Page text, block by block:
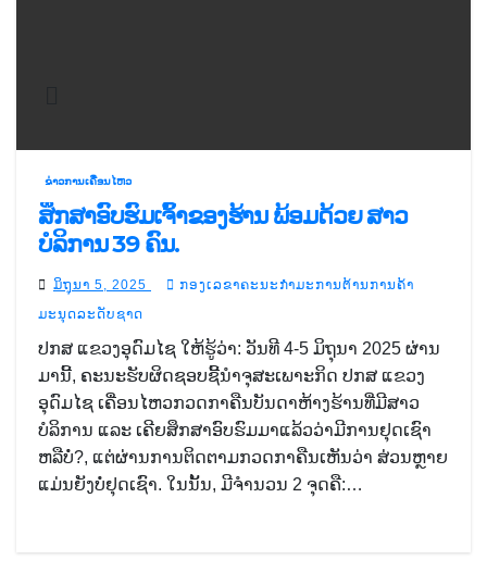
ຂ່າວການເຄື່ອນໄຫວ
ສຶກສາອົບຮົມເຈົ້າຂອງຮ້ານ ພ້ອມດ້ວຍ ສາວ
ບໍລິການ 39 ຄົນ.
ມິຖຸນາ 5, 2025
ກອງເລຂາຄະນະກຳມະການຕ້ານການຄ້າ
ມະນຸດລະດັບຊາດ
ປກສ ແຂວງອຸດົມໄຊ ໃຫ້ຮູ້ວ່າ: ວັນທີ 4-5 ມິຖຸນາ 2025 ຜ່ານ
ມານີ້, ຄະນະຮັບຜິດຊອບຊີ້ນຳຈຸສະເພາະກິດ ປກສ ແຂວງ
ອຸດົມໄຊ ເຄື່ອນໄຫວກວດກາຄືນບັນດາຫ້າງຮ້ານທີ່ມີສາວ
ບໍລິການ ແລະ ເຄີຍສຶກສາອົບຮົມມາແລ້ວວ່າມີການຢຸດເຊົາ
ຫລືບໍ່?, ແຕ່ຜ່ານການຕິດຕາມກວດກາຄືນເຫັນວ່າ ສ່ວນຫຼາຍ
ແມ່ນຍັງບໍ່ຢຸດເຊົາ. ໃນນັ້ນ, ມີຈຳນວນ 2 ຈຸດຄື:…